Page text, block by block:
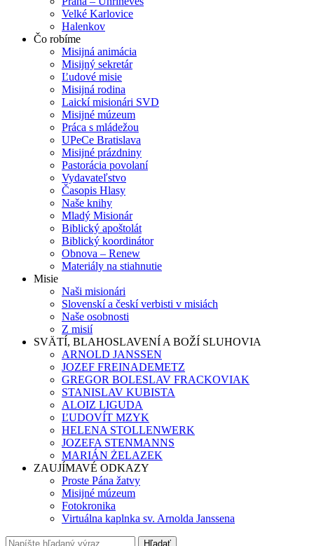
Velké Karlovice
Halenkov
Čo robíme
Misijná animácia
Misijný sekretár
Ľudové misie
Misijná rodina
Laickí misionári SVD
Misijné múzeum
Práca s mládežou
UPeCe Bratislava
Misijné prázdniny
Pastorácia povolaní
Vydavateľstvo
Časopis Hlasy
Naše knihy
Mladý Misionár
Biblický apoštolát
Biblický koordinátor
Obnova – Renew
Materiály na stiahnutie
Misie
Naši misionári
Slovenskí a českí verbisti v misiách
Naše osobnosti
Z misií
SVÄTÍ, BLAHOSLAVENÍ A BOŽÍ SLUHOVIA
ARNOLD JANSSEN
JOZEF FREINADEMETZ
GREGOR BOLESLAV FRACKOVIAK
STANISLAV KUBISTA
ALOIZ LIGUDA
ĽUDOVÍT MZYK
HELENA STOLLENWERK
JOZEFA STENMANNS
MARIÁN ŻELAZEK
ZAUJÍMAVÉ ODKAZY
Proste Pána žatvy
Misijné múzeum
Fotokronika
Virtuálna kaplnka sv. Arnolda Janssena
Hľadať